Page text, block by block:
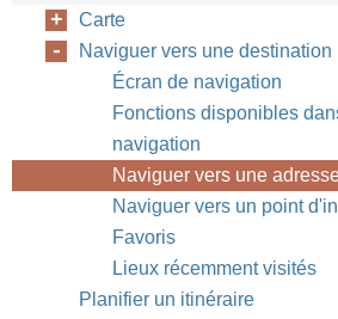
Carte
Naviguer vers une destination
Écran de navigation
Fonctions disponibles
navigation
Naviguer vers une
Naviguer vers un point
Favoris
Lieux récemment visités
Planifier un itinéraire